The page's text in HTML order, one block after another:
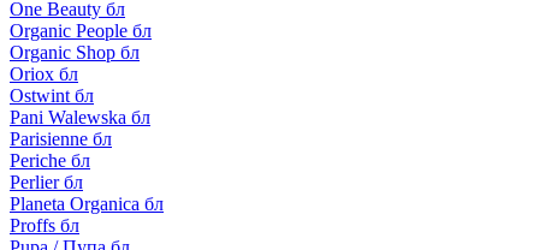
One Beauty бл
Organic People бл
Organic Shop бл
Oriox бл
Ostwint бл
Pani Walewska бл
Parisienne бл
Periche бл
Perlier бл
Planeta Organica бл
Proffs бл